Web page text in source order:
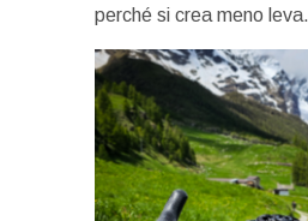
perché si crea meno leva.